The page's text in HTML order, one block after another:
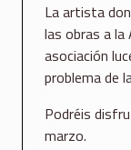
La artista
las obras a la
asociación
problema de
Podréis
marzo.